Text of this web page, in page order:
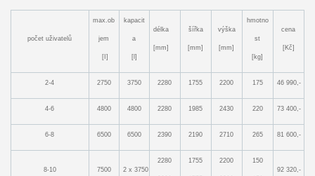
počet uživatelů
max.ob
jem
[I]
kapacit
a
[l]
délka
[mm]
šířka
[mm]
výška
[mm]
hmotno
st
[kg]
cena
[Kč]
2-4 2750 3750 2280 1755 2200 175 46 990,-
4-6 4800 4800 2280 1985 2430 220 73 400,-
6-8 6500 6500 2390 2190 2710 265 81 600,-
8-10 7500 2 x 3750
2280 1755 2200 150
92 320,-